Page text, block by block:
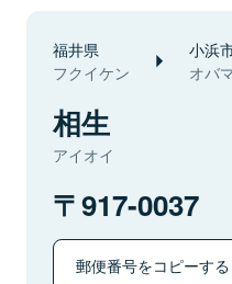
福井県
フクイケン
小浜
オバ
相生
アイオイ
917-0037
郵便番号をコピーする